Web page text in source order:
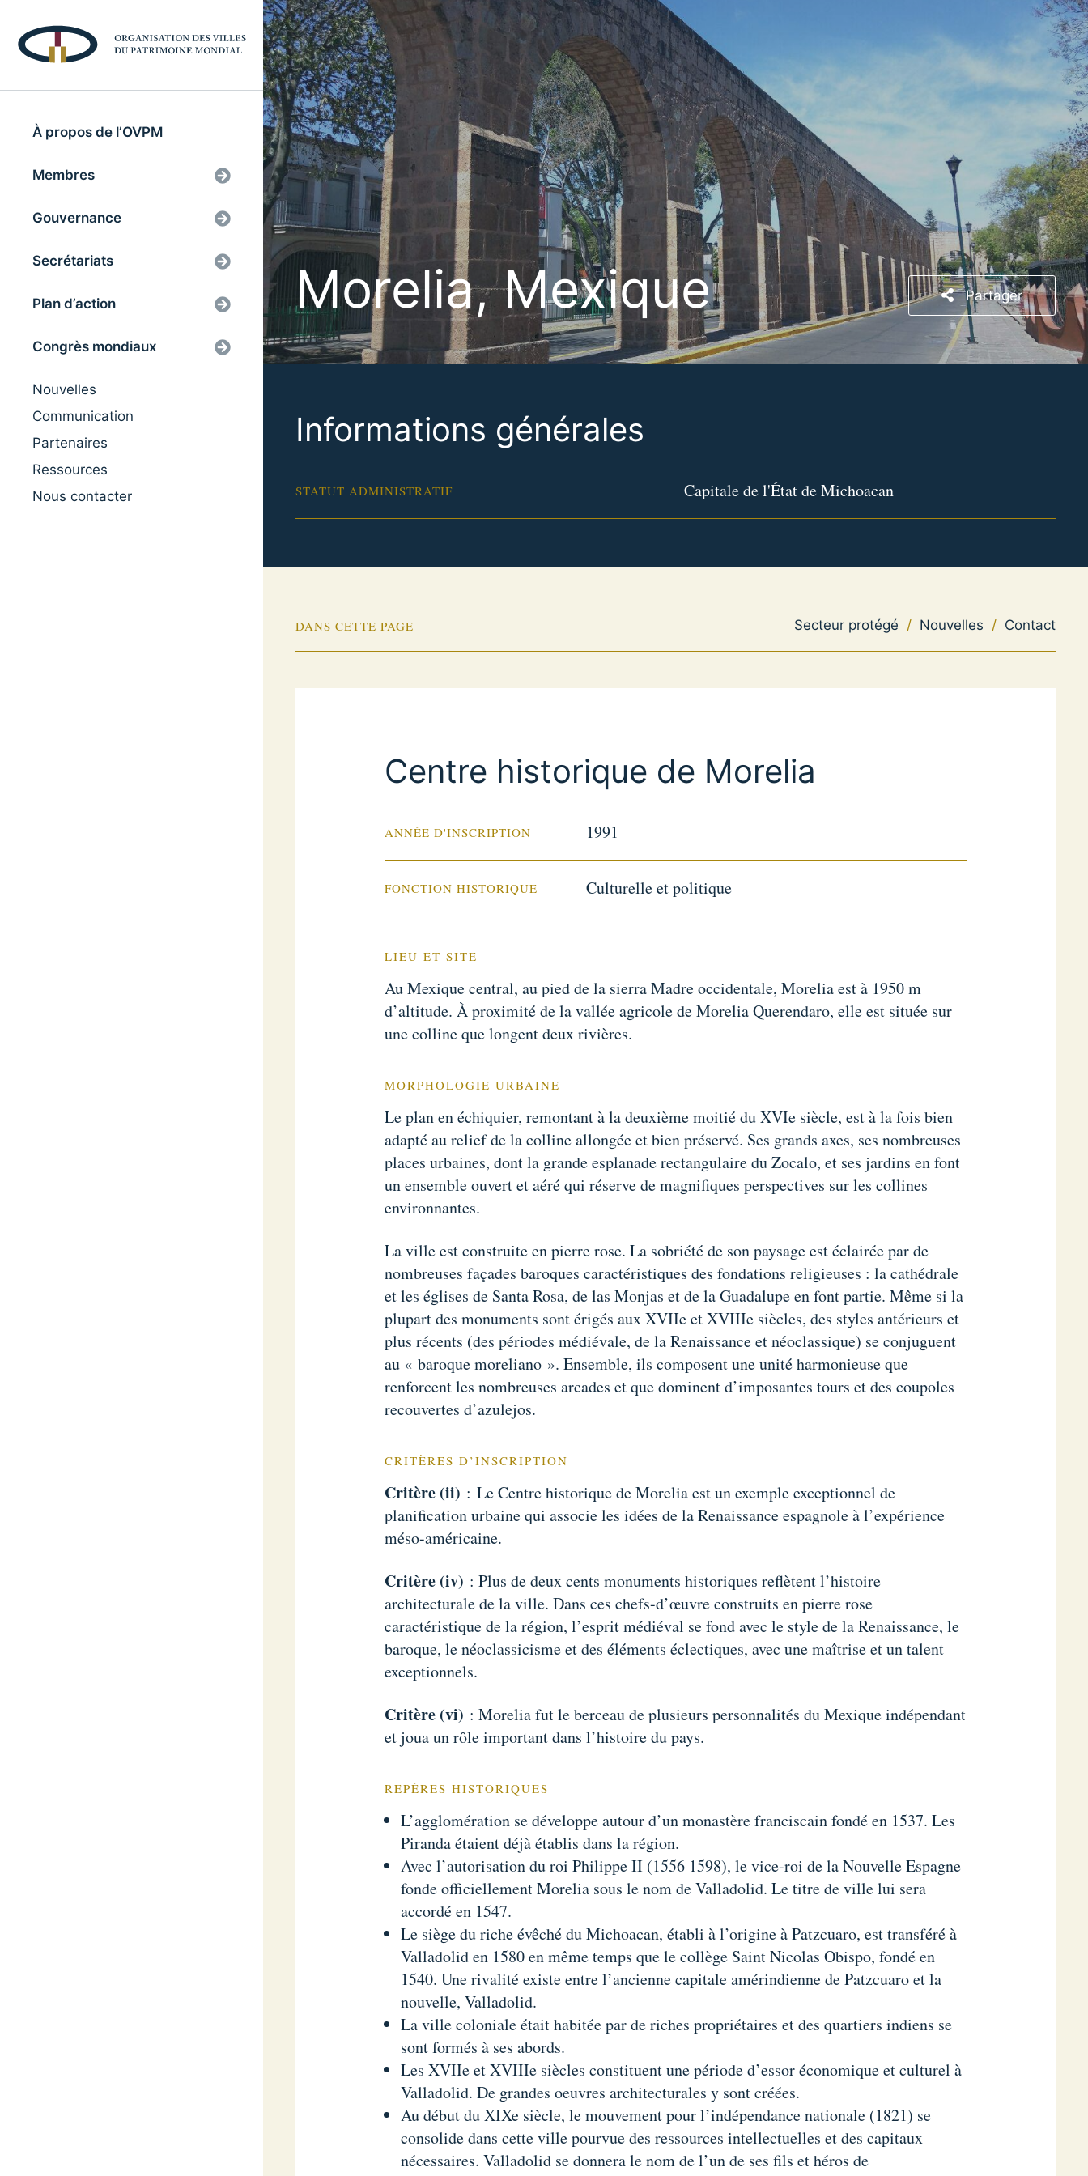
À propos de l’OVPM
Membres
Gouvernance
Secrétariats
Plan d’action
Congrès mondiaux
Nouvelles
Communication
Partenaires
Ressources
Nous contacter
Morelia, Mexique Partager
Informations générales
STATUT ADMINISTRATIF Capitale de l'État de Michoacan
DANS CETTE PAGE Secteur protégé / Nouvelles / Contact
Centre historique de Morelia
ANNÉE D'INSCRIPTION 1991
FONCTION HISTORIQUE Culturelle et politique
LIEU ET SITE
Au Mexique central, au pied de la sierra Madre occidentale, Morelia est à 1950 m
d’altitude. À proximité de la vallée agricole de Morelia Querendaro, elle est située sur
une colline que longent deux rivières.
MORPHOLOGIE URBAINE
Le plan en échiquier, remontant à la deuxième moitié du XVIe siècle, est à la fois bien
adapté au relief de la colline allongée et bien préservé. Ses grands axes, ses nombreuses
places urbaines, dont la grande esplanade rectangulaire du Zocalo, et ses jardins en font
un ensemble ouvert et aéré qui réserve de magnifiques perspectives sur les collines
environnantes.
La ville est construite en pierre rose. La sobriété de son paysage est éclairée par de
nombreuses façades baroques caractéristiques des fondations religieuses : la cathédrale
et les églises de Santa Rosa, de las Monjas et de la Guadalupe en font partie. Même si la
plupart des monuments sont érigés aux XVIIe et XVIIIe siècles, des styles antérieurs et
plus récents (des périodes médiévale, de la Renaissance et néoclassique) se conjuguent
au « baroque moreliano ». Ensemble, ils composent une unité harmonieuse que
renforcent les nombreuses arcades et que dominent d’imposantes tours et des coupoles
recouvertes d’azulejos.
CRITÈRES D’INSCRIPTION
Critère (ii) : Le Centre historique de Morelia est un exemple exceptionnel de
planification urbaine qui associe les idées de la Renaissance espagnole à l’expérience
méso-américaine.
Critère (iv) : Plus de deux cents monuments historiques reflètent l’histoire
architecturale de la ville. Dans ces chefs-d’œuvre construits en pierre rose
caractéristique de la région, l’esprit médiéval se fond avec le style de la Renaissance, le
baroque, le néoclassicisme et des éléments éclectiques, avec une maîtrise et un talent
exceptionnels.
Critère (vi) : Morelia fut le berceau de plusieurs personnalités du Mexique indépendant
et joua un rôle important dans l’histoire du pays.
REPÈRES HISTORIQUES
L’agglomération se développe autour d’un monastère franciscain fondé en 1537. Les
Piranda étaient déjà établis dans la région.
Avec l’autorisation du roi Philippe II (1556 1598), le vice-roi de la Nouvelle Espagne
fonde officiellement Morelia sous le nom de Valladolid. Le titre de ville lui sera
accordé en 1547.
Le siège du riche évêché du Michoacan, établi à l’origine à Patzcuaro, est transféré à
Valladolid en 1580 en même temps que le collège Saint Nicolas Obispo, fondé en
1540. Une rivalité existe entre l’ancienne capitale amérindienne de Patzcuaro et la
nouvelle, Valladolid.
La ville coloniale était habitée par de riches propriétaires et des quartiers indiens se
sont formés à ses abords.
Les XVIIe et XVIIIe siècles constituent une période d’essor économique et culturel à
Valladolid. De grandes oeuvres architecturales y sont créées.
Au début du XIXe siècle, le mouvement pour l’indépendance nationale (1821) se
consolide dans cette ville pourvue des ressources intellectuelles et des capitaux
nécessaires. Valladolid se donnera le nom de l’un de ses fils et héros de